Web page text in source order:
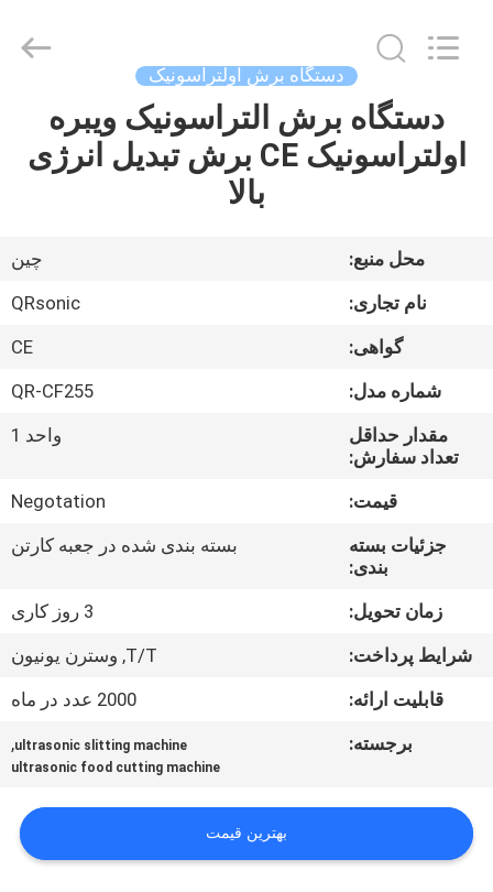
خانه
درباره
کارخانه
کیفیت
ما
تماس
اخبار
موارد
Equipment
Co.,Ltd.
دستگاه برش اولتراسونیک
دستگاه برش التراسونیک ویبره
اولتراسونیک CE برش تبدیل انرژی
بالا
محل منبع:
چين
نام تجاری:
QRsonic
گواهی:
CE
شماره مدل:
QR-CF255
مقدار حداقل
تعداد سفارش:
واحد 1
قیمت:
Negotation
جزئیات بسته
بندی:
بسته بندی شده در جعبه کارتن
زمان تحویل:
3 روز کاری
شرایط پرداخت:
T/T, وسترن یونیون
قابلیت ارائه:
2000 عدد در ماه
برجسته:
ultrasonic slitting machine
,
ultrasonic food cutting machine
بهترین قیمت